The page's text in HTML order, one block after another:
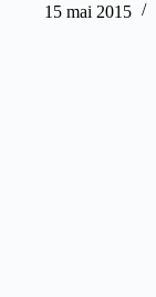
15 mai 2015